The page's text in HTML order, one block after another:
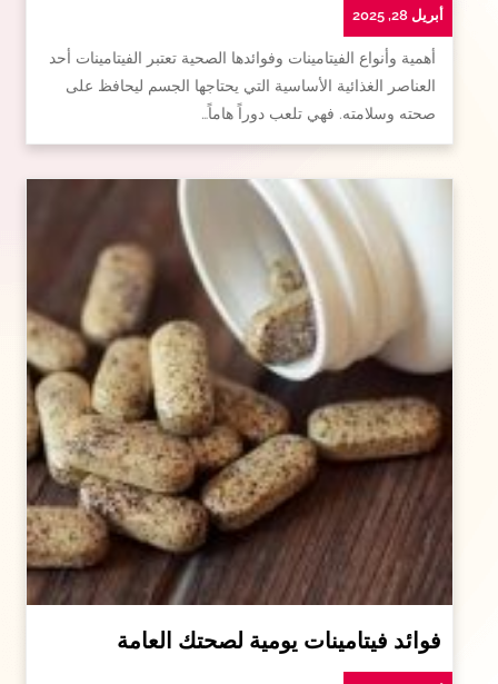
أبريل 28, 2025
أهمية وأنواع الفيتامينات وفوائدها الصحية تعتبر الفيتامينات أحد
العناصر الغذائية الأساسية التي يحتاجها الجسم ليحافظ على
صحته وسلامته. فهي تلعب دوراً هاماً…
فوائد فيتامينات يومية لصحتك العامة